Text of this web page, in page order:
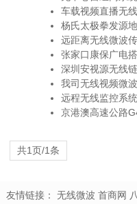
车载视频直播无
杨氏太极拳发源
远距离无线微波
张家口康保广电
深圳安视源无线
我司无线视频微
远程无线监控系
京港澳高速公路
共1页/1条
友情链接： 无线微波 首商网